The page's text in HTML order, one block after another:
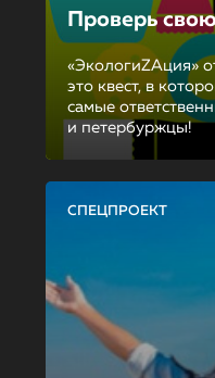
Проверь
«ЭкологиZAция»
это квест, в
самые
и петербуржцы!
СПЕЦПРОЕКТ